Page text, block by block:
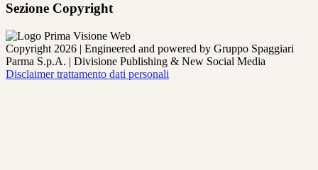
Sezione Copyright
Copyright 2026 | Engineered and powered by Gruppo Spaggiari
Parma S.p.A. | Divisione Publishing & New Social Media
Disclaimer trattamento dati personali